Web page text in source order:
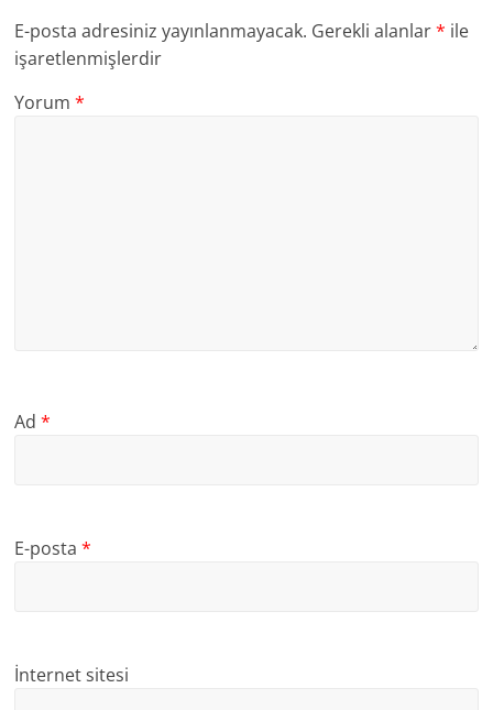
E-posta adresiniz yayınlanmayacak. Gerekli alanlar* ile
işaretlenmişlerdir
Yorum*
Ad*
E-posta*
İnternet sitesi